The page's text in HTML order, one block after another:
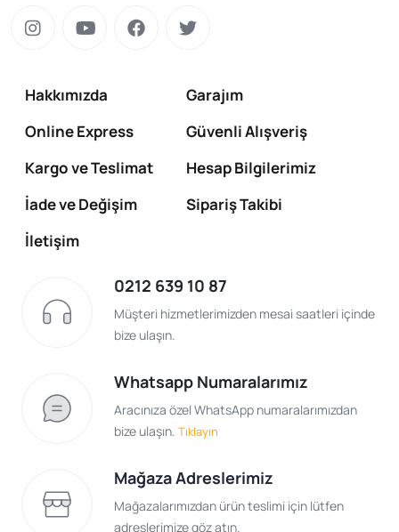
Hakkımızda
Garajım
Online Express
Güvenli Alışveriş
Kargo ve Teslimat
Hesap Bilgilerimiz
İade ve Değişim
Sipariş Takibi
İletişim
0212 639 10 87
Müşteri hizmetlerimizden mesai saatleri içinde
bize ulaşın.
Whatsapp Numaralarımız
Aracınıza özel WhatsApp numaralarımızdan
bize ulaşın. Tıklayın
Mağaza Adreslerimiz
Mağazalarımızdan ürün teslimi için lütfen
adreslerimize göz atın.